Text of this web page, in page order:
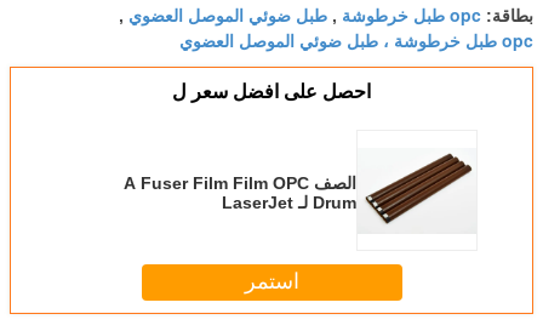
بطاقة: opc طبل خرطوشة , طبل ضوئي الموصل العضوي ,
opc طبل خرطوشة ، طبل ضوئي الموصل العضوي
احصل على افضل سعر ل
الصف A Fuser Film Film OPC
Drum لـ LaserJet
استمر